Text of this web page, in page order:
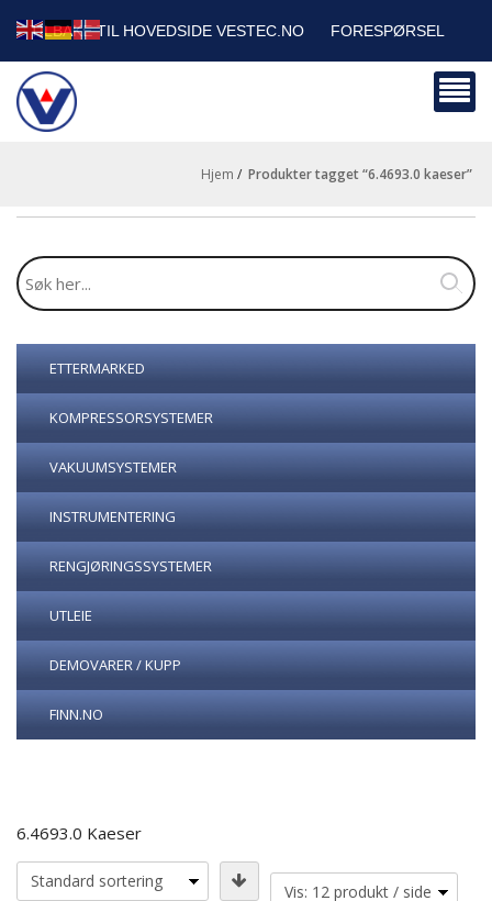
TILBAKE TIL HOVEDSIDE VESTEC.NO FORESPØRSEL
HANDLEVOGN
BEDRIFTSKUNDER
Hjem / produkter tagget “6.4693.0 kaeser”
ETTERMARKED
KOMPRESSORSYSTEMER
VAKUUMSYSTEMER
INSTRUMENTERING
RENGJØRINGSSYSTEMER
UTLEIE
DEMOVARER / KUPP
FINN.NO
6.4693.0 Kaeser